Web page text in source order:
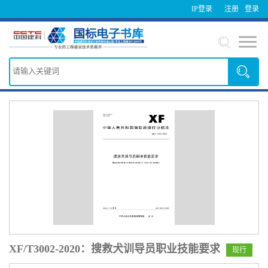
IP登录 登录
注册
XF/T3002-2020：搜救犬训导员职业技能要求 现行